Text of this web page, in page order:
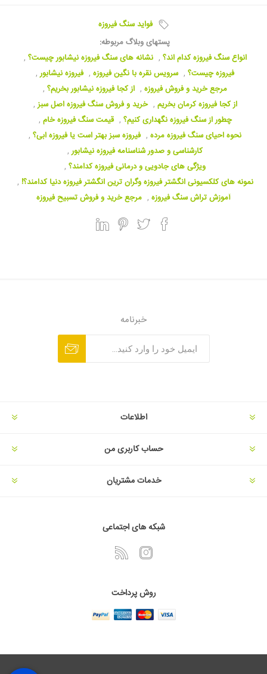
فواید سنگ فیروزه
پستهای وبلاگ مربوطه:
انواع سنگ فیروزه کدام اند؟ , نشانه های سنگ فیروزه نیشابور چیست؟ ,
فیروزه چیست؟ , سرویس نقره با نگین فیروزه , فیروزه نیشابور ,
مرجع خرید و فروش فیروزه , از کجا فیروزه نیشابور بخریم؟ ,
از کجا فیروزه کرمان بخریم , خرید و فروش سنگ فیروزه اصل سبز ,
چطور از سنگ فیروزه نگهداری کنیم؟ , قیمت سنگ فیروزه خام ,
نحوه احیای سنگ فیروزه مرده , فیروزه سبز بهتر است یا فیروزه ابی؟ ,
کارشناسی و صدور شناسنامه فیروزه نیشابور ,
ویژگی های جادویی و درمانی فیروزه کدامند؟ ,
نمونه های کلکسیونی انگشتر فیروزه وگران ترین انگشتر فیروزه دنیا کدامند؟! ,
آموزش تراش سنگ فیروزه , مرجع خرید و فروش تسبیح فیروزه
خبرنامه
اطلاعات
حساب کاربری من
خدمات مشتریان
شبکه های اجتماعی
روش پرداخت